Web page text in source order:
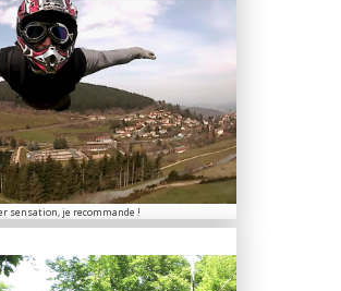
sensation, je recommande !